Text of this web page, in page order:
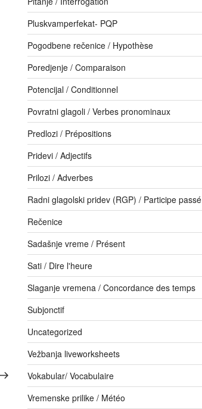
Следећи
Pluskvamperfekat- PQP
Pogodbene rečenice / Hypothèse
Poredjenje / Comparaison
Potencijal / Conditionnel
Povratni glagoli / Verbes pronominaux
Predlozi / Prépositions
Pridevi / Adjectifs
Prilozi / Adverbes
Radni glagolski pridev (RGP) / Participe passé
Rečenice
Sadašnje vreme / Présent
Sati / Dire l'heure
Slaganje vremena / Concordance des temps
Subjonctif
Uncategorized
Vežbanja liveworksheets
Vokabular/ Vocabulaire
Vremenske prilike / Météo